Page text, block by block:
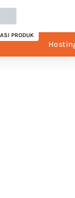
PRODUK